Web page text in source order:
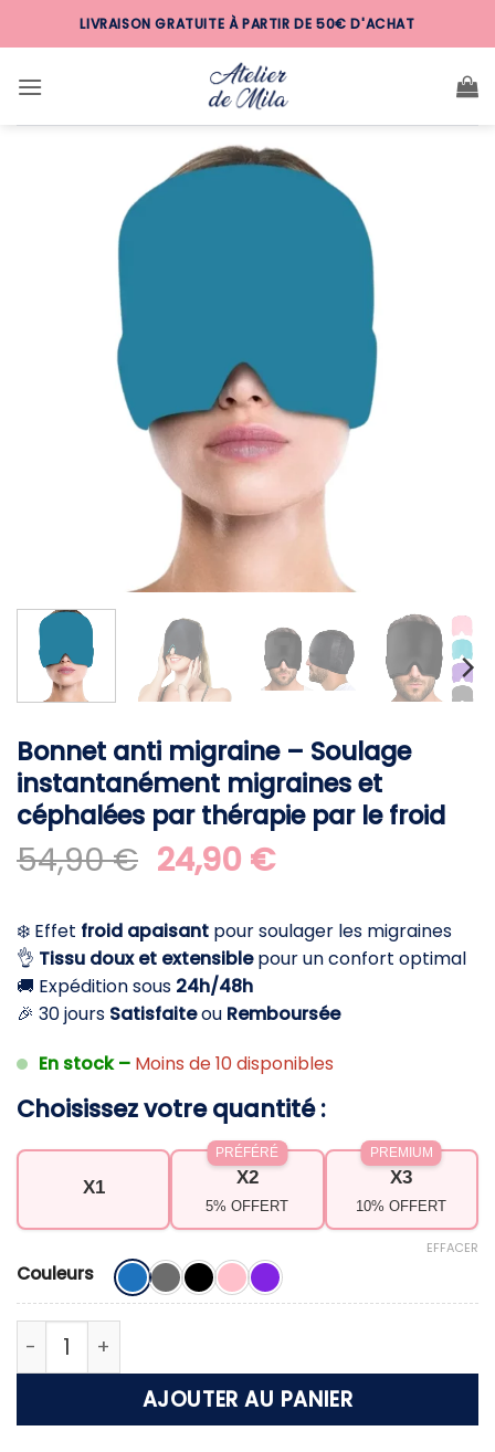
LIVRAISON GRATUITE À PARTIR DE 50€ D'ACHAT
Bonnet anti migraine – Soulage
instantanément migraines et
céphalées par thérapie par le froid
54,90€ Le
prix
initial
était :
54,90 €.
24,90 €Le
actuel
est :
❄️ Effet froid apaisant pour soulager les migraines
👌 Tissu doux et extensiblepour un confort optimal
🚚 Expédition sous 24h/48h
🎉 30 jours Satisfaiteou Remboursée
En stock – Moins de 10 disponibles
Choisissez votre quantité :
X1 X2
5% OFFERT
PRÉFÉRÉ
X3
10% OFFERT
PREMIUM
Couleurs
EFFACER
quantité de Bonnet anti migraine – Soulage
AJOUTER AU PANIER